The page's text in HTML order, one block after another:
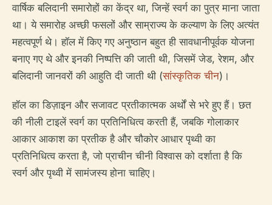
वार्षिक बलिदानी समारोहों का केंद्र था, जिन्हें स्वर्ग का पुत्र माना जाता
था। ये समारोह अच्छी फसलों और साम्राज्य के कल्याण के लिए अत्यंत
महत्वपूर्ण थे। हॉल में किए गए अनुष्ठान बहुत ही सावधानीपूर्वक योजना
बनाए गए थे और इनकी निष्पत्ति की जाती थी, जिसमें जेड, रेशम, और
बलिदानी जानवरों की आहुति दी जाती थी (सांस्कृतिक चीन)।
हॉल का डिज़ाइन और सजावट प्रतीकात्मक अर्थों से भरे हुए हैं। छत
की नीली टाइलें स्वर्ग का प्रतिनिधित्व करती हैं, जबकि गोलाकार
आकार आकाश का प्रतीक है और चौकोर आधार पृथ्वी का
प्रतिनिधित्व करता है, जो प्राचीन चीनी विश्वास को दर्शाता है कि
स्वर्ग और पृथ्वी में सामंजस्य होना चाहिए।